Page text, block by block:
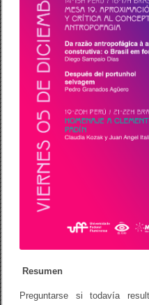
Resumen
Preguntarse si todavía